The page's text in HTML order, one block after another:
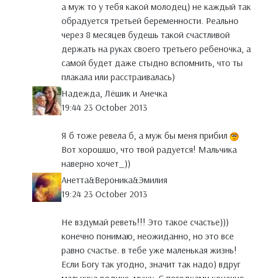
а муж то у тебя какой молодец) не каждый так
обрадуется третьей беременности. Реально
через 8 месяцев будешь такой счастливой
держать на руках своего третьего ребеночка, а
самой будет даже стыдно вспомнить, что ты
плакала или расстраивалась)
Надежда, Лёшик и Анечка
19:44 23 October 2013
Я б тоже ревела б, а муж бы меня прибил
Вот хорошшо, что твой радуется! Мальчика
наверно хочет_))
Анетта&Вероника&Эмилия
19:24 23 October 2013
Не вздумай реветь!!! Это такое счастье)))
конечно понимаю, неожиданно, но это все
равно счастье. в тебе уже маленькая жизнь!
Если Богу так угодно, значит так надо) вдруг